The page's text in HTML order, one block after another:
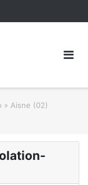
» Aisne (02)